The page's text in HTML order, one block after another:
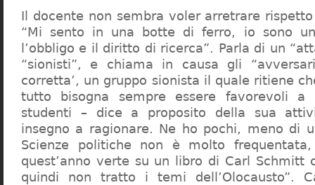
Il docente non sembra voler arretrare
“Mi sento in una botte di ferro, io sono
l’obbligo e il diritto di ricerca”. Parla di un
“sionisti”, e chiama in causa gli
corretta’, un gruppo sionista il quale ritiene
tutto bisogna sempre essere favorevoli a
studenti – dice a proposito della sua
insegno a ragionare. Ne ho pochi, meno di
Scienze politiche non è molto
quest’anno verte su un libro di Carl Schmitt
quindi non tratto i temi dell’Olocausto”.